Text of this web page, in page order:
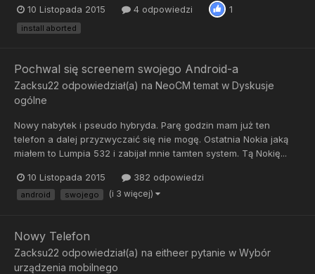
10 Listopada 2015 4 odpowiedzi 1
install aborted
Pochwal się screenem swojego Android-a
Zacksu22 odpowiedział(a) na NeoCM temat w Dyskusje
ogólne
Nowy nabytek i pseudo hybryda. Parę godzin mam już ten
telefon a dalej przyzwyczaić się nie mogę. Ostatnia Nokia jaką
miałem to Lumpia 532 i zabijał mnie tamten system. Tą Nokię...
10 Listopada 2015 382 odpowiedzi
android swojego (i 3 więcej)
Nowy Telefon
Zacksu22 odpowiedział(a) na eitheer pytanie w Wybór
urządzenia mobilnego